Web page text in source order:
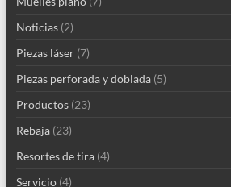
Noticias(2)
Piezas láser(7)
Piezas perforada y doblada(5)
Productos(23)
Rebaja(23)
Resortes de tira(4)
Servicio(4)